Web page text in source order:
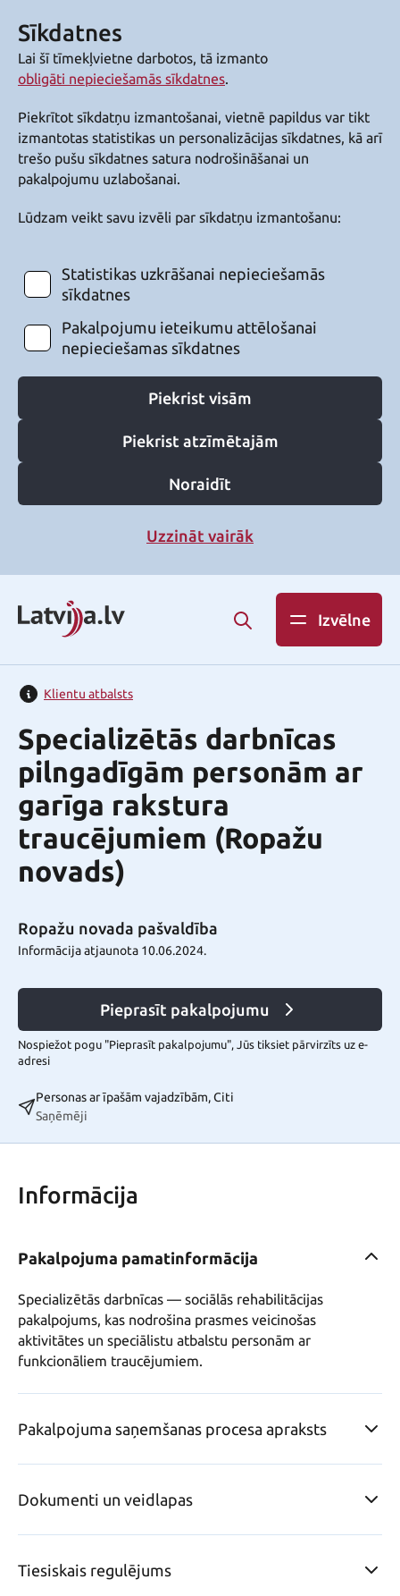
Sīkdatnes
Lai šī tīmekļvietne darbotos, tā izmanto
obligāti nepieciešamās sīkdatnes.
Piekrītot sīkdatņu izmantošanai, vietnē papildus var tikt
izmantotas statistikas un personalizācijas sīkdatnes, kā arī
trešo pušu sīkdatnes satura nodrošināšanai un
pakalpojumu uzlabošanai.
Lūdzam veikt savu izvēli par sīkdatņu izmantošanu:
Statistikas uzkrāšanai nepieciešamās
sīkdatnes
Pakalpojumu ieteikumu attēlošanai
nepieciešamas sīkdatnes
Piekrist visām
Piekrist atzīmētajām
Noraidīt
Uzzināt vairāk
Izvēlne
Klientu atbalsts
Specializētās darbnīcas
pilngadīgām personām ar
garīga rakstura
traucējumiem (Ropažu
novads)
Ropažu novada pašvaldība
Informācija atjaunota 10.06.2024.
Pieprasīt pakalpojumu
Nospiežot pogu "Pieprasīt pakalpojumu", Jūs tiksiet pārvirzīts uz e-
adresi
Personas ar īpašām vajadzībām, Citi
Saņēmēji
Informācija
Pakalpojuma pamatinformācija
Specializētās darbnīcas — sociālās rehabilitācijas
pakalpojums, kas nodrošina prasmes veicinošas
aktivitātes un speciālistu atbalstu personām ar
funkcionāliem traucējumiem.
Pakalpojuma saņemšanas procesa apraksts
Dokumenti un veidlapas
Tiesiskais regulējums